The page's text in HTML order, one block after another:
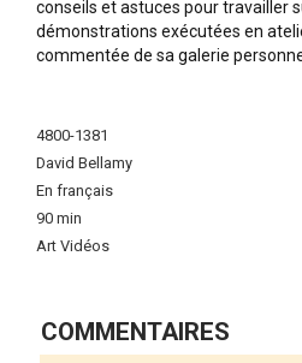
conseils et astuces pour travailler
démonstrations exécutées en
commentée de sa galerie
d'infos
4800-1381
David Bellamy
En français
90 min
Art Vidéos
COMMENTAIRES